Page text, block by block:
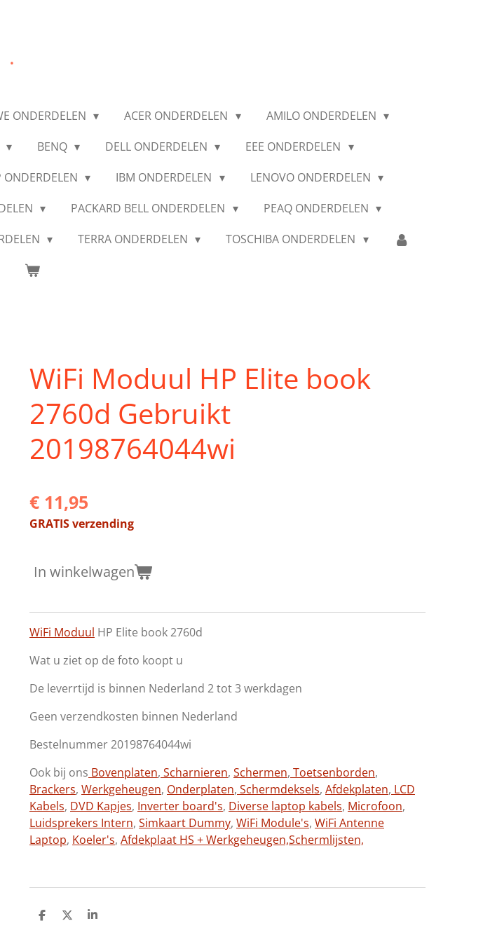
.
ONDERDELEN ACER ONDERDELEN
AMILO ONDERDELEN
BENQ DELL ONDERDELEN
EEE ONDERDELEN
ONDERDELEN IBM ONDERDELEN
LENOVO ONDERDELEN
PACKARD BELL ONDERDELEN
PEAQ ONDERDELEN
TERRA ONDERDELEN TOSCHIBA ONDERDELEN
WiFi Moduul HP Elite book
2760d Gebruikt
20198764044wi
€ 11,95
GRATIS verzending
In winkelwagen
WiFi Moduul HP Elite book 2760d
Wat u ziet op de foto koopt u
De leverrtijd is binnen Nederland 2 tot 3 werkdagen
Geen verzendkosten binnen Nederland
Bestelnummer 20198764044wi
Ook bij ons Bovenplaten, Scharnieren, Schermen, Toetsenborden,
Brackers, Werkgeheugen, Onderplaten, Schermdeksels, Afdekplaten, LCD
Kabels, DVD Kapjes, Inverter board's, Diverse laptop kabels, Microfoon,
Luidsprekers Intern, Simkaart Dummy, WiFi Module's, WiFi Antenne
Laptop, Koeler's, Afdekplaat HS + Werkgeheugen,Schermlijsten,
D
D
S